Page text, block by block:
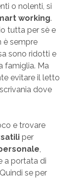
o nolenti, si
working.
tutta per sè e
è sempre
sono ridotti e
famiglia. Ma
evitare il letto
dove
e trovare
per
,
a portata di
se per